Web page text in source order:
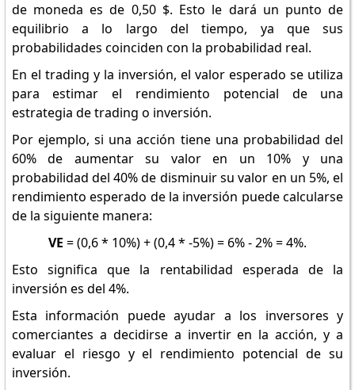
de moneda es de 0,50 $. Esto le dará un punto de
equilibrio a lo largo del tiempo, ya que sus
probabilidades coinciden con la probabilidad real.
En el trading y la inversión, el valor esperado se utiliza
para estimar el rendimiento potencial de una
estrategia de trading o inversión.
Por ejemplo, si una acción tiene una probabilidad del
60% de aumentar su valor en un 10% y una
probabilidad del 40% de disminuir su valor en un 5%, el
rendimiento esperado de la inversión puede calcularse
de la siguiente manera:
VE = (0,6 * 10%) + (0,4 * -5%) = 6% - 2% = 4%.
Esto significa que la rentabilidad esperada de la
inversión es del 4%.
Esta información puede ayudar a los inversores y
comerciantes a decidirse a invertir en la acción, y a
evaluar el riesgo y el rendimiento potencial de su
inversión.